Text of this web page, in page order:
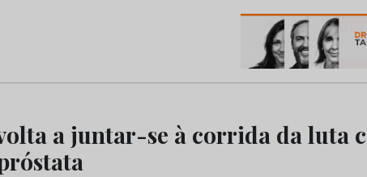
do Marketing e da Publicidade
a juntar-se à corrida da luta